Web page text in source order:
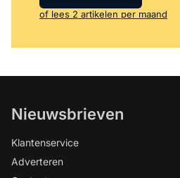
of lees 2 artikelen per maand
Nieuwsbrieven
Klantenservice
Adverteren